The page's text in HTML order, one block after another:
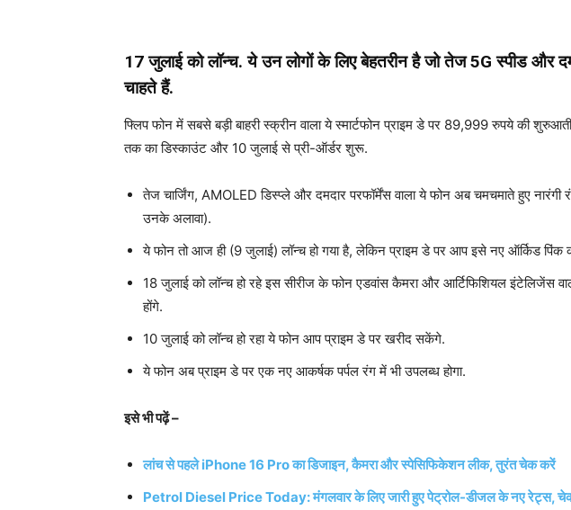
17 जुलाई को लॉन्च. ये उन लोगों के लिए बेहतरीन है जो तेज 5G स्पीड और
चाहते हैं.
फ्लिप फोन में सबसे बड़ी बाहरी स्क्रीन वाला ये स्मार्टफोन प्राइम डे पर 89,999 रुपये की
तक का डिस्काउंट और 10 जुलाई से प्री-ऑर्डर शुरू.
तेज चार्जिंग, AMOLED डिस्प्ले और दमदार परफॉर्मेंस वाला ये फोन अब चमचमाते हुए
उनके अलावा).
ये फोन तो आज ही (9 जुलाई) लॉन्च हो गया है, लेकिन प्राइम डे पर आप इसे नए ऑर्किड
18 जुलाई को लॉन्च हो रहे इस सीरीज के फोन एडवांस कैमरा और आर्टिफिशियल इंटेलिजेंस
होंगे.
10 जुलाई को लॉन्च हो रहा ये फोन आप प्राइम डे पर खरीद सकेंगे.
ये फोन अब प्राइम डे पर एक नए आकर्षक पर्पल रंग में भी उपलब्ध होगा.
इसे भी पढ़ें –
लांच से पहले iPhone 16 Pro का डिजाइन, कैमरा और स्पेसिफिकेशन लीक, तुरंत चेक करें
Petrol Diesel Price Today: मंगलवार के लिए जारी हुए पेट्रोल-डीजल के नए रेट्स,